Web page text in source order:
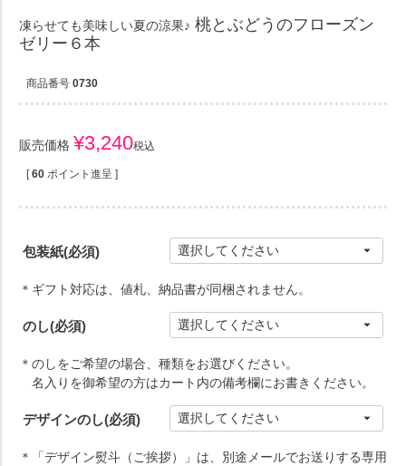
凍らせても美味しい夏の涼果♪ 桃とぶどうのフローズン
ゼリー６本
商品番号 0730
販売価格 ¥3,240税込
[ 60 ポイント進呈 ]
包装紙(必須)
＊ギフト対応は、値札、納品書が同梱されません。
のし(必須)
＊のしをご希望の場合、種類をお選びください。
名入りを御希望の方はカート内の備考欄にお書きください。
デザインのし(必須)
＊「デザイン熨斗（ご挨拶）」は、別途メールでお送りする専用